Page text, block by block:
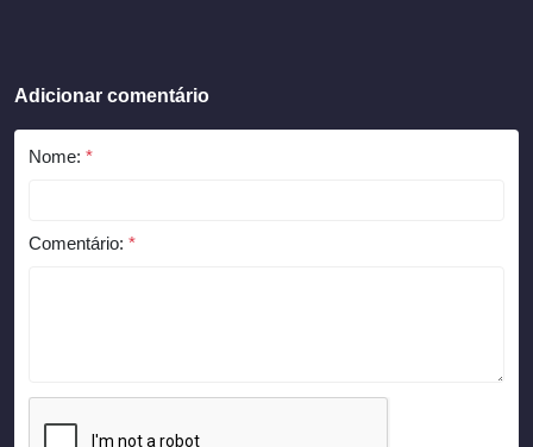
Adicionar comentário
Nome: *
Comentário: *